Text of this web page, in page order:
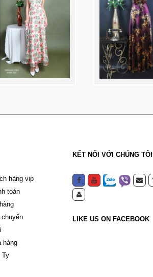
hàng vip
toán
hàng
Ty
KẾT NỐI VỚI CHÚNG TÔI
LIKE US ON FACEBOOK